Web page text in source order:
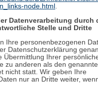
node.html .
Datenverarbeitung durch
Stelle und Dritte
Ihre personenbezogenen
Datenschutzerklärung
Übermittlung Ihrer
zu anderen als den
nicht statt. Wir geben Ihre
nur an Dritte weiter,